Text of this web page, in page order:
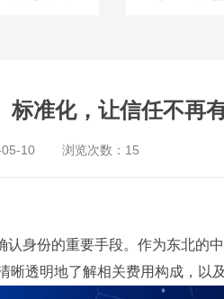
准化，让信任不再
10 浏览次数： 15
份的重要手段。作为东北的
透明地了解相关费用构成，以